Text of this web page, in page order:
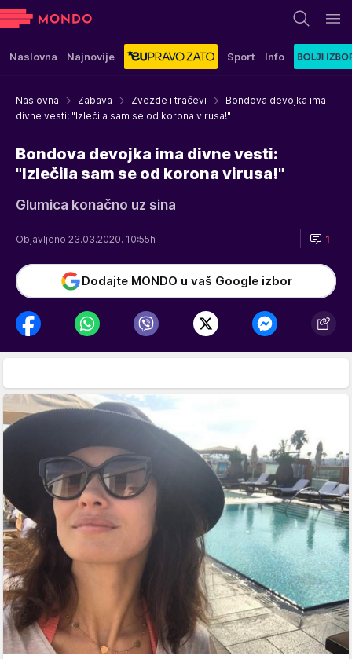
Naslovna Najnovije Sport Info
Naslovna Zabava Zvezde i tračevi
Bondova devojka ima
divne vesti: "Izlečila sam se od korona virusa!"
Bondova devojka ima divne vesti:
"Izlečila sam se od korona virusa!"
Glumica konačno uz sina
Objavljeno 23.03.2020. 10:55h 1
Dodajte MONDO u vaš Google izbor